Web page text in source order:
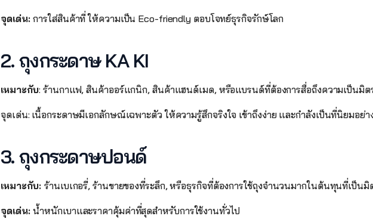
จุดเด่น: การใส่สินค้าที่ ให้ความเป็น Eco-friendly ตอบโจทย์ธุรกิจรักษ์โลก
2. ถุงกระดาษ KA KI
เหมาะกับ: ร้านกาแฟ, สินค้าออร์แกนิก, สินค้าแฮนด์เมด, หรือแบรนด์ที่ต้องการสื่อถึงความเป็นมิ
จุดเด่น: เนื้อกระดาษมีเอกลักษณ์เฉพาะตัว ให้ความรู้สึกจริงใจ เข้าถึงง่าย และกำลังเป็นที่นิยมอย่า
3. ถุงกระดาษปอนด์
เหมาะกับ: ร้านเบเกอรี่, ร้านขายของที่ระลึก, หรือธุรกิจที่ต้องการใช้ถุงจำนวนมากในต้นทุนที่เป็นมิ
จุดเด่น: น้ำหนักเบาและราคาคุ้มค่าที่สุดสำหรับการใช้งานทั่วไป